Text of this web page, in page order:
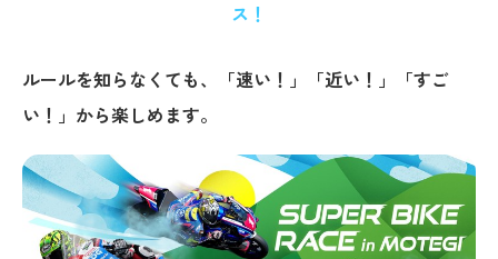
ス！
ルールを知らなくても、「速い！」「近い！」「すご
い！」から楽しめます。